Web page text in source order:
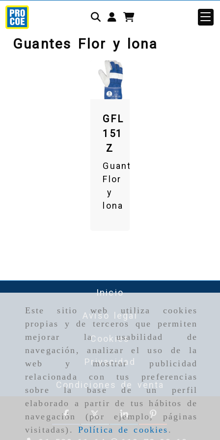
Este sitio web utiliza cookies
propias y de terceros que permiten
mejorar la usabilidad de
navegación, analizar el uso de la
web y mostrar publicidad
relacionada con tus preferencias
sobre la base de un perfil
elaborado a partir de tus hábitos de
navegación (por ejemplo, páginas
visitadas). Política de cookies .
Identifícate
Guantes Flor y lona
GFL
151
Z
Guantes
Flor
y
lona
Inicio
Aviso legal
Cookies
Privacidad
Condiciones de venta